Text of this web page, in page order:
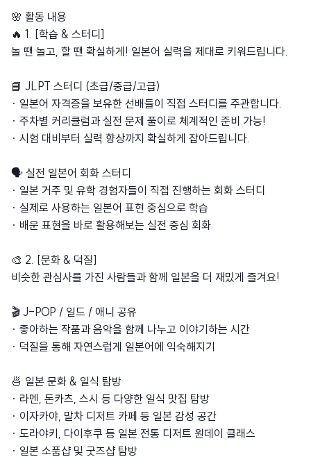
🌸 활동 내용
🔥 1. [학습 & 스터디]
놀 땐 놀고, 할 땐 확실하게! 일본어 실력을 제대로 키워드립니다.
📘 JLPT 스터디 (초급/중급/고급)
· 일본어 자격증을 보유한 선배들이 직접 스터디를 주관합니다.
· 주차별 커리큘럼과 실전 문제 풀이로 체계적인 준비 가능!
· 시험 대비부터 실력 향상까지 확실하게 잡아드립니다.
🗣 실전 일본어 회화 스터디
· 일본 거주 및 유학 경험자들이 직접 진행하는 회화 스터디
· 실제로 사용하는 일본어 표현 중심으로 학습
· 배운 표현을 바로 활용해보는 실전 중심 회화
🎨 2. [문화 & 덕질]
비슷한 관심사를 가진 사람들과 함께 일본을 더 재밌게 즐겨요!
🎬 J-POP / 일드 / 애니 공유
· 좋아하는 작품과 음악을 함께 나누고 이야기하는 시간
· 덕질을 통해 자연스럽게 일본어에 익숙해지기
🍜 일본 문화 & 일식 탐방
· 라멘, 돈카츠, 스시 등 다양한 일식 맛집 탐방
· 이자카야, 말차 디저트 카페 등 일본 감성 공간
· 도라야키, 다이후쿠 등 일본 전통 디저트 원데이 클래스
· 일본 소품샵 및 굿즈샵 탐방